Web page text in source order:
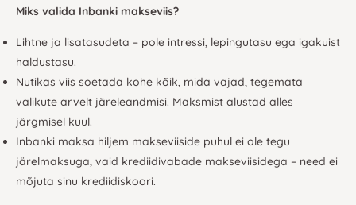
Miks valida Inbanki makseviis?
Lihtne ja lisatasudeta – pole intressi, lepingutasu ega igakuist
haldustasu.
Nutikas viis soetada kohe kõik, mida vajad, tegemata
valikute arvelt järeleandmisi. Maksmist alustad alles
järgmisel kuul.
Inbanki maksa hiljem makseviiside puhul ei ole tegu
järelmaksuga, vaid krediidivabade makseviisidega – need ei
mõjuta sinu krediidiskoori.